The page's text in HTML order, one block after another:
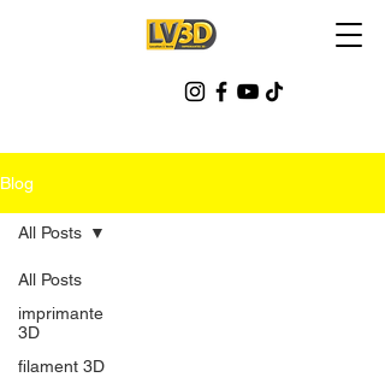
Blog
All Posts
imprimante
3D
filament 3D
All Posts